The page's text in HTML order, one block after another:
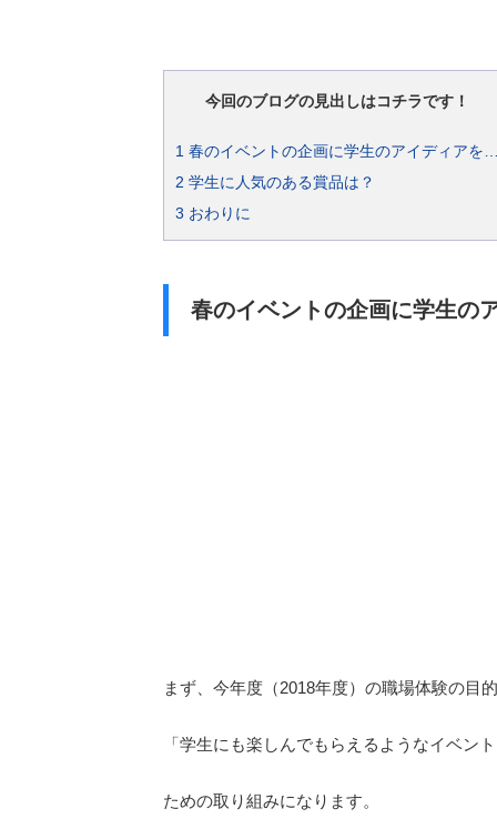
今回のブログの見出しはコチラです！
1 春のイベントの企画に学生のアイディアを…
2 学生に人気のある賞品は？
3 おわりに
春のイベントの企画に学生の
まず、今年度（2018年度）の職場体験の目的
「学生にも楽しんでもらえるようなイベント
ための取り組みになります。